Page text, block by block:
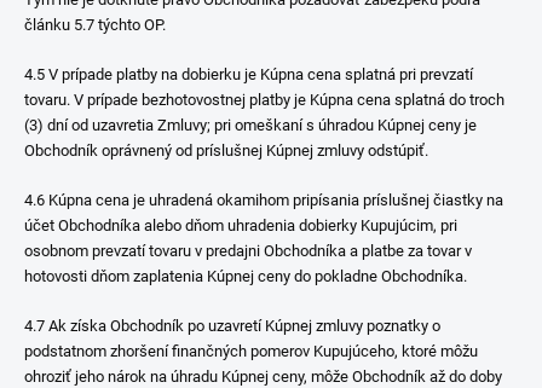
článku ‎‎5.7 týchto OP.
4.5 V prípade platby na dobierku je Kúpna cena splatná pri prevzatí
tovaru. V prípade bezhotovostnej platby je Kúpna cena splatná do troch
(3) dní od uzavretia Zmluvy; pri omeškaní s úhradou Kúpnej ceny je
Obchodník oprávnený od príslušnej Kúpnej zmluvy odstúpiť.
4.6 Kúpna cena je uhradená okamihom pripísania príslušnej čiastky na
účet Obchodníka alebo dňom uhradenia dobierky Kupujúcim, pri
osobnom prevzatí tovaru v predajni Obchodníka a platbe za tovar v
hotovosti dňom zaplatenia Kúpnej ceny do pokladne Obchodníka.
4.7 Ak získa Obchodník po uzavretí Kúpnej zmluvy poznatky o
podstatnom zhoršení finančných pomerov Kupujúceho, ktoré môžu
ohroziť jeho nárok na úhradu Kúpnej ceny, môže Obchodník až do doby